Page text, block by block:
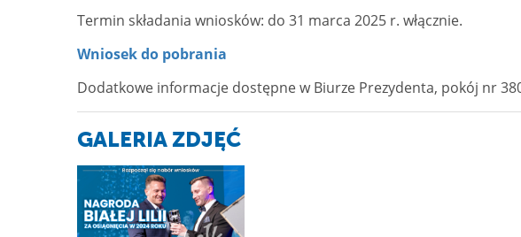
Termin składania wniosków: do 31 marca 2025 r. włącznie.
Wniosek do pobrania
Dodatkowe informacje dostępne w Biurze Prezydenta, pokój nr
GALERIA ZDJĘĆ